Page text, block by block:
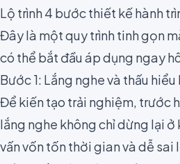
Lộ trình 4 bước thiết kế hành
Đây là một quy trình tinh gọn
có thể bắt đầu áp dụng ngay
Bước 1: Lắng nghe và thấu hiểu
Để kiến tạo trải nghiệm, trước
lắng nghe không chỉ dừng lại
vấn vốn tốn thời gian và dễ sai